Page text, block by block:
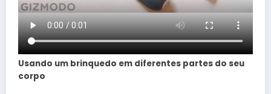
Usando um brinquedo em diferentes partes do seu
corpo